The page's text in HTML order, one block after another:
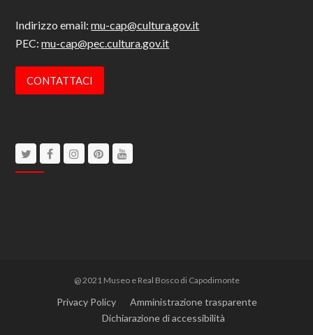
Indirizzo email:mu-cap@cultura.gov.it
PEC:mu-cap@pec.cultura.gov.it
CONTATTACI
TwitterFacebookInstagram
Pinterest
@ 2021 Museo e Real Bosco di Capodimonte
Privacy Policy
Amministrazione trasparente
Dichiarazione di accessibilità